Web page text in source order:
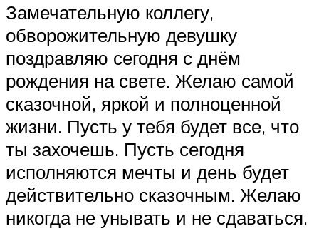
Замечательную коллегу,
обворожительную девушку
поздравляю сегодня с днём
рождения на свете. Желаю самой
сказочной, яркой и полноценной
жизни. Пусть у тебя будет все, что
ты захочешь. Пусть сегодня
исполняются мечты и день будет
действительно сказочным. Желаю
никогда не унывать и не сдаваться.